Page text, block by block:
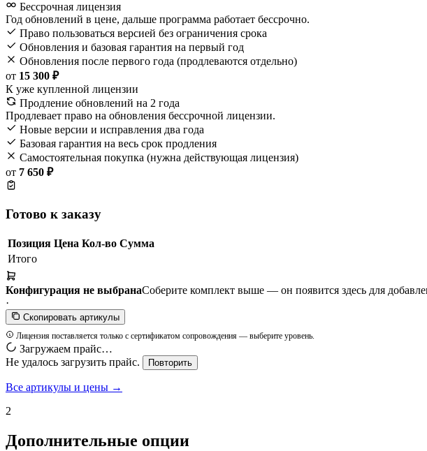
Бессрочная лицензия
Год обновлений в цене, дальше программа работает бессрочно.
Право пользоваться версией без ограничения срока
Обновления и базовая гарантия на первый год
Обновления после первого года (продлеваются отдельно)
от 15 300 ₽
К уже купленной лицензии
Продление обновлений на 2 года
Продлевает право на обновления бессрочной лицензии.
Новые версии и исправления два года
Базовая гарантия на весь срок продления
Самостоятельная покупка (нужна действующая лицензия)
от 7 650 ₽
Готово к заказу
Позиция Цена Кол-во Сумма
Итого
Конфигурация не выбранаСоберите комплект выше — он появится здесь для
·
Скопировать артикулы
Лицензия поставляется только с сертификатом сопровождения — выберите уровень.
Загружаем прайс…
Не удалось загрузить прайс.
Повторить
Все артикулы и цены →
2
Дополнительные опции